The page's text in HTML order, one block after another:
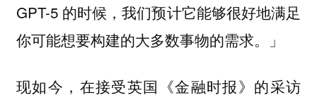
GPT-5 的时候，我们预计它能够很好地满足
你可能想要构建的大多数事物的需求。」
现如今，在接受英国《金融时报》的采访